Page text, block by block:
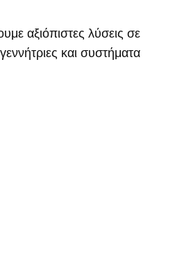
αξιόπιστες λύσεις σε
και συστήματα